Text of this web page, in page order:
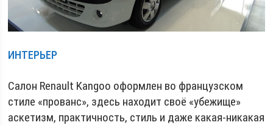
ИНТЕРЬЕР
Салон Renault Kangoo оформлен во французском
стиле «прованс», здесь находит своё «убежище»
аскетизм, практичность, стиль и даже какая-никакая